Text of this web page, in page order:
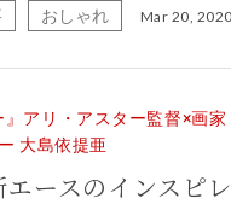
おしゃれ Mar 20, 2020
』アリ・アスター監督×画家
大島依提亜
エースのインスピ